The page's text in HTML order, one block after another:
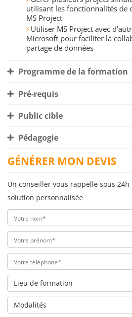
utilisant les fonctionnalités de
MS Project
Utiliser MS Project avec
Microsoft pour faciliter la
partage de données
Programme de la formation
Pré-requis
Public cible
Pédagogie
GÉNÉRER MON DEVIS
Un conseiller vous rappelle sous
solution personnalisée
Lieu de formation
Modalités